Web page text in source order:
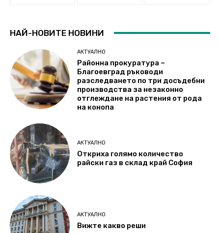
НАЙ-НОВИТЕ НОВИНИ
АКТУАЛНО
Районна прокуратура –
Благоевград ръководи
разследването по три досъдебни
производства за незаконно
отглеждане на растения от рода
на конопа
АКТУАЛНО
Откриха голямо количество
райски газ в склад край София
АКТУАЛНО
Вижте какво реши